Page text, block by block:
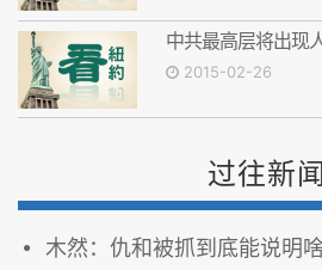
中共最高层将出现
2015-02-26
过往新闻
木然：仇和被抓到底能说明